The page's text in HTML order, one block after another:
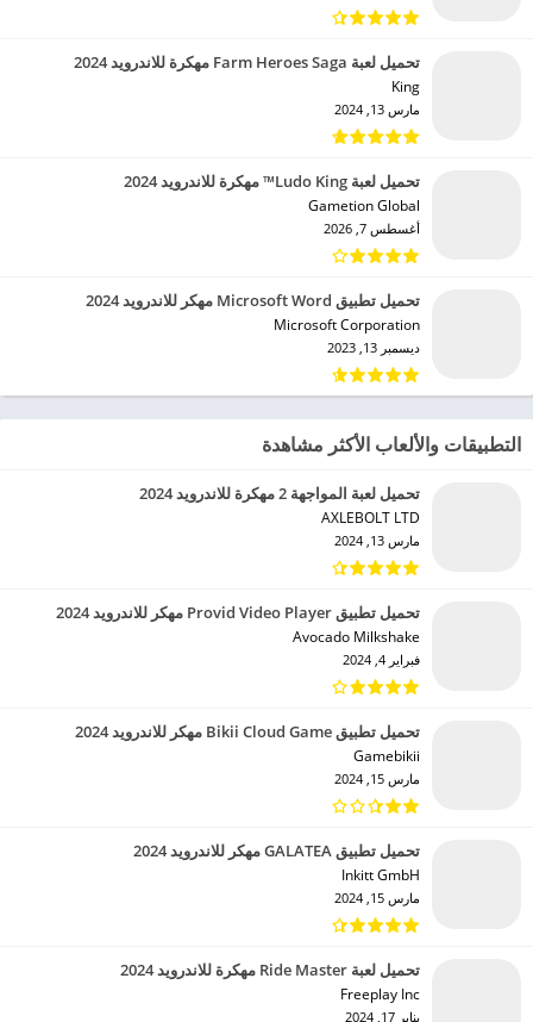
تحميل لعبة Farm Heroes Saga مهكرة للاندرويد 2024
King‏
مارس 13, 2024
تحميل لعبة Ludo King™ مهكرة للاندرويد 2024
Gametion Global‏
أغسطس 7, 2026
تحميل تطبيق Microsoft Word مهكر للاندرويد 2024
Microsoft Corporation‏
ديسمبر 13, 2023
التطبيقات والألعاب الأكثر مشاهدة
تحميل لعبة المواجهة 2 مهكرة للاندرويد 2024
AXLEBOLT LTD‏
مارس 13, 2024
تحميل تطبيق Provid Video Player مهكر للاندرويد 2024
Avocado Milkshake‏
فبراير 4, 2024
تحميل تطبيق Bikii Cloud Game مهكر للاندرويد 2024
Gamebikii‏
مارس 15, 2024
تحميل تطبيق GALATEA مهكر للاندرويد 2024
Inkitt GmbH‏
مارس 15, 2024
تحميل لعبة Ride Master مهكرة للاندرويد 2024
Freeplay Inc‏
يناير 17, 2024